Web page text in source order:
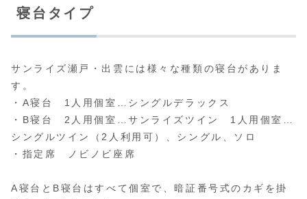
寝台タイプ
サンライズ瀬戸・出雲には様々な種類の寝台がありま
す。
・A寝台 1人用個室…シングルデラックス
・B寝台 2人用個室…サンライズツイン 1人用個室…
シングルツイン（2人利用可）、シングル、ソロ
・指定席 ノビノビ座席
A寝台とB寝台はすべて個室で、暗証番号式のカギを掛